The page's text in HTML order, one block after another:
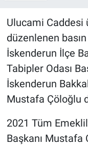
Ulucami Caddesi
düzenlenen
İskenderun İlçe
Tabipler Odası
İskenderun
Mustafa Çöloğlu
2021 Tüm
Başkanı Mustafa